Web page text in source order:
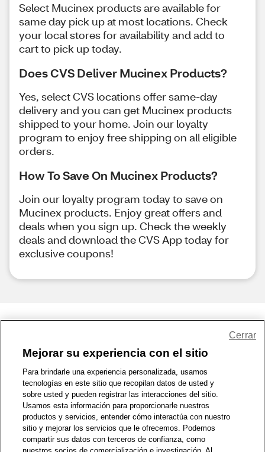
Select Mucinex products are available for
same day pick up at most locations. Check
your local stores for availability and add to
cart to pick up today.
Does CVS Deliver Mucinex Products?
Yes, select CVS locations offer same-day
delivery and you can get Mucinex products
shipped to your home. Join our loyalty
program to enjoy free shipping on all eligible
orders.
How To Save On Mucinex Products?
Join our loyalty program today to save on
Mucinex products. Enjoy great offers and
deals when you sign up. Check the weekly
deals and download the CVS App today for
exclusive coupons!
1-800-679-9691 | Contáctenos | Términos de Uso | Accesibilidad
Política de Privacidad | WA Privacy Policy | Mapa del sitio
Zona de Bienestar | © 1999 - 2026 CVS.com
Mejorar su experiencia con el sitio
Para brindarle una experiencia personalizada, usamos
tecnologías en este sitio que recopilan datos de usted y
sobre usted y pueden registrar las interacciones del sitio.
Usamos esta información para proporcionarle nuestros
productos y servicios, entender cómo interactúa con nuestro
sitio y mejorar los servicios que le ofrecemos. Podemos
compartir sus datos con terceros de confianza, como
Cerrar